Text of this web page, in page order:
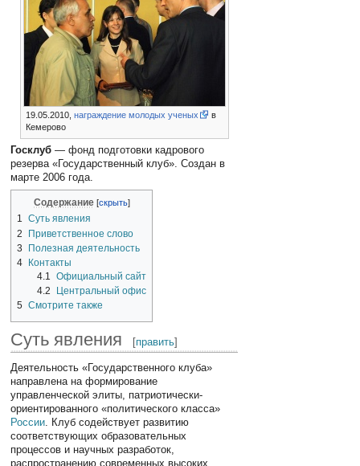
19.05.2010, награждение молодых ученых
в
Кемерово
Госклуб — фонд подготовки кадрового
резерва «Государственный клуб». Создан в
марте 2006 года.
Содержание
1
Суть явления
2
Приветственное слово
3
Полезная деятельность
4
Контакты
4.1 Официальный сайт
4.2
Центральный офис
5 Смотрите также
Суть явления [править]
Деятельность «Государственного клуба»
направлена на формирование
управленческой элиты, патриотически-
ориентированного «политического класса»
России . Клуб содействует развитию
соответствующих образовательных
процессов и научных разработок,
распространению современных высоких